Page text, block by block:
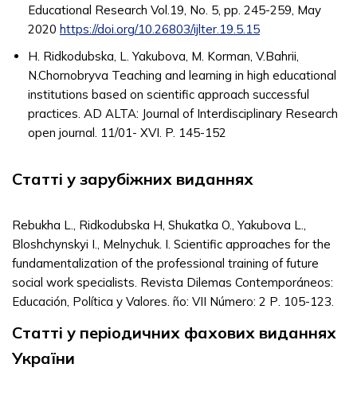
Educational Research Vol.19, No. 5, pp. 245-259, May
2020 https://doi.org/10.26803/ijlter.19.5.15
H. Ridkodubska, L. Yakubova, M. Korman, V.Bahrii,
N.Chornobryva Teaching and learning in high educational
institutions based on scientific approach successful
practices. AD ALTA: Journal of Interdisciplinary Research
open journal. 11/01- XVI. P. 145-152
Статті у зарубіжних виданнях
Rebukha L., Ridkodubska Н, Shukatka O., Yakubova L.,
Bloshchynskyi I., Melnychuk. I. Scientific approaches for the
fundamentalization of the professional training of future
social work specialists. Revista Dilemas Contemporáneos:
Educación, Política y Valores. ño: VII Número: 2 Р. 105-123.
Статті у періодичних фахових виданнях
України